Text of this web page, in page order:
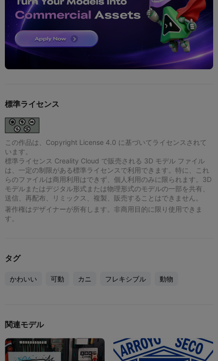
標準ライセンス
この作品は、Copyright License 4.0 に基づいてライセンスされて
います。
標準ライセンス Creality Cloud で販売される 3D モデル ファイル
は、一定の制限がある標準ライセンスで利用できます。特に、これ
らのファイルは商用利用はできず、個人利用のみに限られます。3D
モデルまたはデジタル形式または物理形式のモデルの一部を共有、
送信、再配布、リミックス、複製、販売することはできません。
著作権はデザイナーが所有します。非商用目的に限り使用できま
す。
タグ
かわいい 可動 カニ フレキシブル 動物
関連モデル